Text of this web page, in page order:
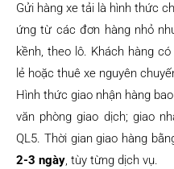
Gửi hàng xe tải là hình thức
ứng từ các đơn hàng nhỏ
kềnh, theo lô. Khách hàng
lẻ hoặc thuê xe nguyên
Hình thức giao nhận hàng
văn phòng giao dịch; giao
QL5. Thời gian giao hàng
2-3 ngày, tùy từng dịch vụ.